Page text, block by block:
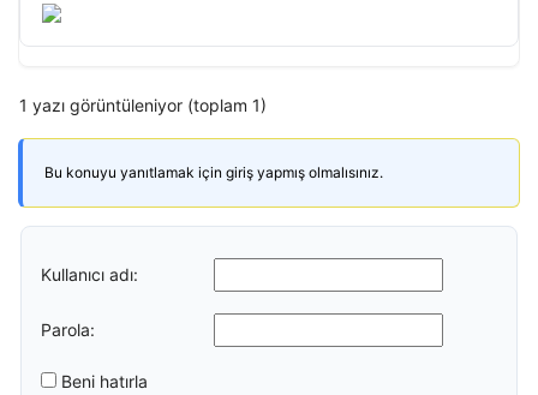
1 yazı görüntüleniyor (toplam 1)
Bu konuyu yanıtlamak için giriş yapmış olmalısınız.
Kullanıcı adı:
Parola:
Beni hatırla